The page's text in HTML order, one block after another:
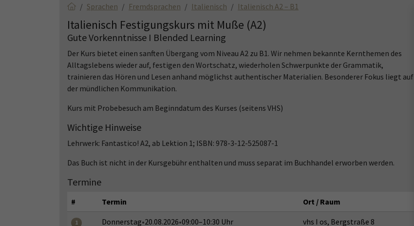
Sprachen Fremdsprachen Italienisch Italienisch A2 – B1
Italienisch Festigungskurs mit Muße (A2)
Gute Vorkenntnisse I Blended Learning
Der Kurs bietet einen sanften Übergang vom Niveau A2 zu B1. Wir nehmen bekannte Kernthemen des
Alltagslebens wieder auf, festigen den Wortschatz, wiederholen Schwerpunkte der Grammatik,
trainieren das Hören und Lesen anhand möglichst authentischer Materialien. Besonderer Fokus liegt auf
der mündlichen Kommunikation.
Kurs mit Probebesuch am Beginndatum des Kurses (seitens VHS)
Wichtige Hinweise
Lehrwerk: Fantastico! A2, ab Lektion 1; ISBN: 978-3-12-525087-1
Das Buch ist nicht in der Kursgebühr enthalten und muss separat im Buchhandel erworben werden.
Termine
# Termin Ort / Raum
1 Donnerstag•20.08.2026•09:00–10:30 Uhr vhs I os, Bergstraße 8